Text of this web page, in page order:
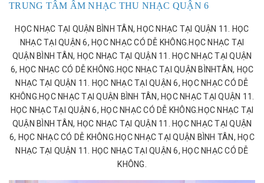
TRUNG TÂM ÂM NHẠC THU NHẠC QUẬN 6
HỌC NHẠC TẠI QUẬN BÌNH TÂN, HỌC NHẠC TẠI QUẬN 11. HỌC
NHẠC TẠI QUẬN 6, HỌC NHẠC CÓ DỄ KHÔNG.HỌC NHẠC TẠI
QUẬN BÌNH TÂN, HỌC NHẠC TẠI QUẬN 11. HỌC NHẠC TẠI QUẬN
6, HỌC NHẠC CÓ DỄ KHÔNG.HỌC NHẠC TẠI QUẬN BÌNHTÂN, HỌC
NHẠC TẠI QUẬN 11. HỌC NHẠC TẠI QUẬN 6, HỌC NHẠC CÓ DỄ
KHÔNG.HỌC NHẠC TẠI QUẬN BÌNH TÂN, HỌC NHẠC TẠI QUẬN 11.
HỌC NHẠC TẠI QUẬN 6, HỌC NHẠC CÓ DỄ KHÔNG.HỌC NHẠC TẠI
QUẬN BÌNH TÂN, HỌC NHẠC TẠI QUẬN 11. HỌC NHẠC TẠI QUẬN
6, HỌC NHẠC CÓ DỄ KHÔNG.HỌC NHẠC TẠI QUẬN BÌNH TÂN, HỌC
NHẠC TẠI QUẬN 11. HỌC NHẠC TẠI QUẬN 6, HỌC NHẠC CÓ DỄ
KHÔNG.